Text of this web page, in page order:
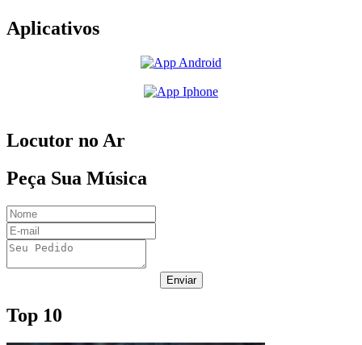
Aplicativos
Locutor no Ar
Peça Sua Música
Enviar
Top 10